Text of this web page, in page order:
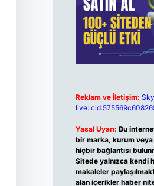
Reklam ve İletişim:
Yasal Uyarı: Bu
bir marka, kurum veya
hiçbir bağlantısı
Sitede yalnızca kendi
makaleler
alan içerikler haber